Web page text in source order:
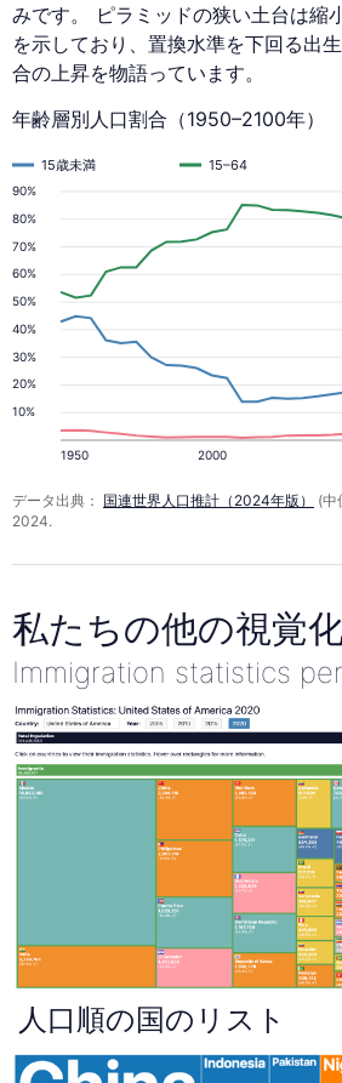
みです。 ピラミッドの狭い土台は縮
を示しており、置換水準を下回る出
合の上昇を物語っています。
年齢層別人口割合（1950–2100年）
10%
20%
30%
40%
50%
60%
70%
80%
90%
1950 2000
15歳未満 15–64
データ出典： 国連世界人口推計（2024年版）
(中
2024.
私たちの他の視覚
Immigration statistics
人口順の国のリスト